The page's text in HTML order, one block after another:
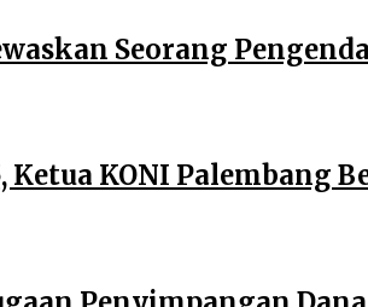
Seorang
Ketua KONI Palembang